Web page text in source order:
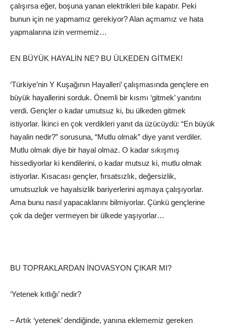
çalışırsa eğer, boşuna yanan elektrikleri bile kapatır. Peki
bunun için ne yapmamız gerekiyor? Alan açmamız ve hata
yapmalarına izin vermemiz…
EN BÜYÜK HAYALİN NE? BU ÜLKEDEN GİTMEK!
‘Türkiye’nin Y Kuşağının Hayalleri’ çalışmasında gençlere en
büyük hayallerini sorduk. Önemli bir kısmı ‘gitmek’ yanıtını
verdi. Gençler o kadar umutsuz ki, bu ülkeden gitmek
istiyorlar. İkinci en çok verdikleri yanıt da üzücüydü: “En büyük
hayalin nedir?” sorusuna, “Mutlu olmak” diye yanıt verdiler.
Mutlu olmak diye bir hayal olmaz. O kadar sıkışmış
hissediyorlar ki kendilerini, o kadar mutsuz ki, mutlu olmak
istiyorlar. Kısacası gençler, fırsatsızlık, değersizlik,
umutsuzluk ve hayalsizlik bariyerlerini aşmaya çalışıyorlar.
Ama bunu nasıl yapacaklarını bilmiyorlar. Çünkü gençlerine
çok da değer vermeyen bir ülkede yaşıyorlar…
BU TOPRAKLARDAN İNOVASYON ÇIKAR MI?
‘Yetenek kıtlığı’ nedir?
– Artık ‘yetenek’ dendiğinde, yanına eklememiz gereken